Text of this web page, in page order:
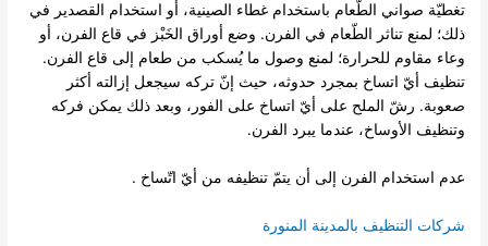
تغطيّة صواني الطّعام باستخدام غطاء الصينية، أو استخدام القصدير في
ذلك؛ لمنع تناثر الطّعام في الفرن. وضع أوراق الخَبْز في قاع الفرن، أو
وعاء مقاوم للحرارة؛ لمنع وصول ما يُسكب من طعام إلى قاع الفرن.
تنظيف أيّ اتساخ بمجرد حدوثه، حيث إنّ تركه سيجعل إزالته أكثر
صعوبة. رشّ الملح على أيّ اتساخ على الفور، وبعد ذلك يمكن فركه
وتنظيف الأوساخ، عندما يبرد الفرن.
عدم استخدام الفرن إلى أن يتمّ تنظيفه من أيّ اتّساخ .
شركات التنظيف بالمدينة المنورة